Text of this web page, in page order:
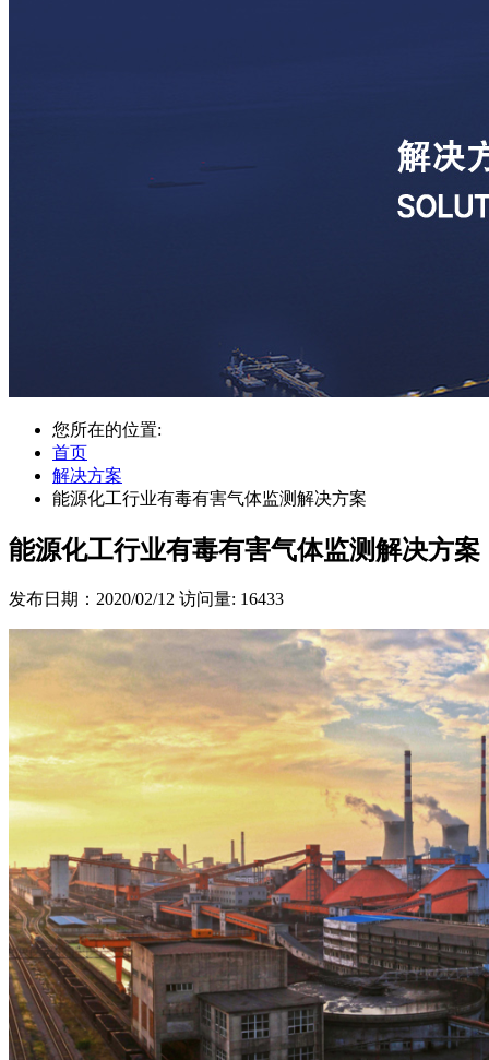
您所在的位置:
首页
解决方案
能源化工行业有毒有害气体监测解决方案
能源化工行业有毒有害气体监测解决方案
发布日期：2020/02/12 访问量: 16433